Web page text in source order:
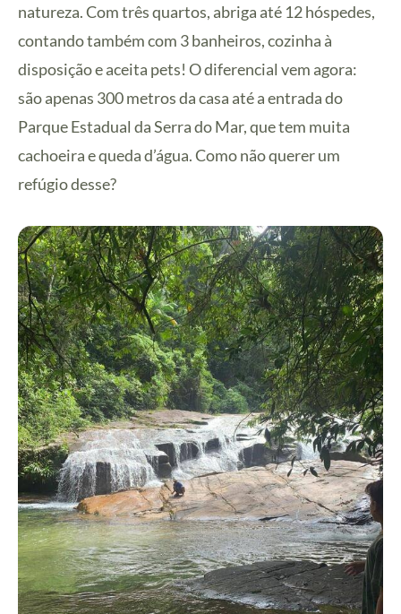
natureza. Com três quartos, abriga até 12 hóspedes,
contando também com 3 banheiros, cozinha à
disposição e aceita pets! O diferencial vem agora:
são apenas 300 metros da casa até a entrada do
Parque Estadual da Serra do Mar, que tem muita
cachoeira e queda d’água. Como não querer um
refúgio desse?